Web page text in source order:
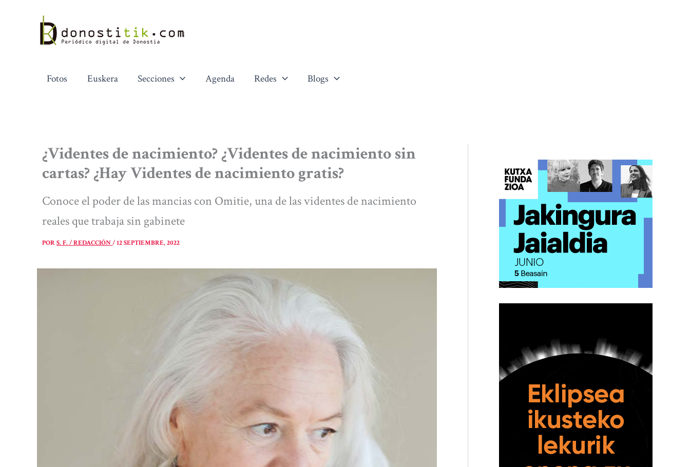
contenido
Fotos Euskera Secciones Agenda Redes Blogs
¿Videntes de nacimiento? ¿Videntes de nacimiento sin
cartas? ¿Hay Videntes de nacimiento gratis?
Conoce el poder de las mancias con Omitie, una de las videntes de nacimiento
reales que trabaja sin gabinete
PORS. F. / REDACCIÓN/12 SEPTIEMBRE, 2022